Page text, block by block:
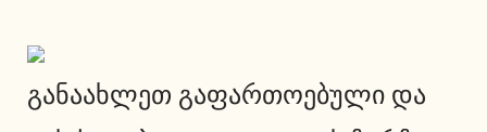
განაახლეთ გაფართოებული და